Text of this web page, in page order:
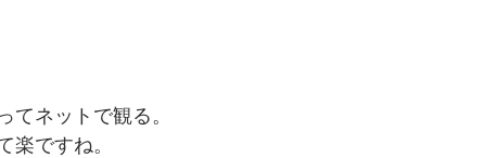
てネットで観る。
楽ですね。